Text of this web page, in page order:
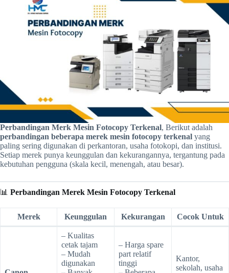
Perbandingan Merk Mesin Fotocopy Terkenal, Berikut adalah
perbandingan beberapa merek mesin fotocopy terkenal yang
paling sering digunakan di perkantoran, usaha fotokopi, dan institusi.
Setiap merek punya keunggulan dan kekurangannya, tergantung pada
kebutuhan pengguna (skala kecil, menengah, atau besar).
📊 Perbandingan Merek Mesin Fotocopy Terkenal
Merek Keunggulan Kekurangan Cocok Untuk
– Kualitas
cetak tajam
– Mudah
digunakan
– Harga spare
part relatif
tinggi
Kantor,
sekolah, usaha